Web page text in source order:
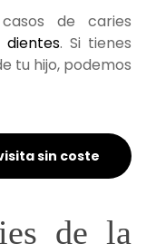
de caries
dientes. Si tienes
tu hijo, podemos
sin coste
de la